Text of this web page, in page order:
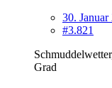
30. Januar
#3.821
Grad